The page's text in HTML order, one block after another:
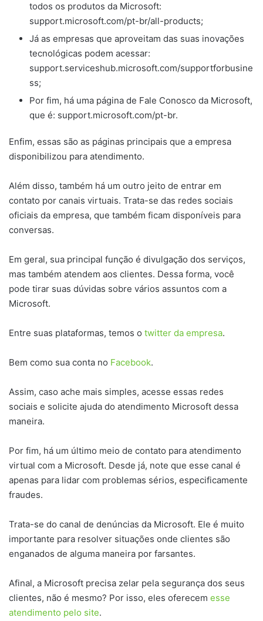
todos os produtos da Microsoft:
support.microsoft.com/pt-br/all-products;
Já as empresas que aproveitam das suas inovações
tecnológicas podem acessar:
support.serviceshub.microsoft.com/supportforbusine
ss;
Por fim, há uma página de Fale Conosco da Microsoft,
que é: support.microsoft.com/pt-br.
Enfim, essas são as páginas principais que a empresa
disponibilizou para atendimento.
Além disso, também há um outro jeito de entrar em
contato por canais virtuais. Trata-se das redes sociais
oficiais da empresa, que também ficam disponíveis para
conversas.
Em geral, sua principal função é divulgação dos serviços,
mas também atendem aos clientes. Dessa forma, você
pode tirar suas dúvidas sobre vários assuntos com a
Microsoft.
Entre suas plataformas, temos o twitter da empresa.
Bem como sua conta no Facebook.
Assim, caso ache mais simples, acesse essas redes
sociais e solicite ajuda do atendimento Microsoft dessa
maneira.
Por fim, há um último meio de contato para atendimento
virtual com a Microsoft. Desde já, note que esse canal é
apenas para lidar com problemas sérios, especificamente
fraudes.
Trata-se do canal de denúncias da Microsoft. Ele é muito
importante para resolver situações onde clientes são
enganados de alguma maneira por farsantes.
Afinal, a Microsoft precisa zelar pela segurança dos seus
clientes, não é mesmo? Por isso, eles oferecem esse
atendimento pelo site.